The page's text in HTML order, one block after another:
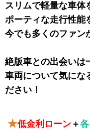
スリムで軽量な車体
ポーティな走行性能
今でも多くのファン
絶版車との出会いは
車両について気にな
ださい！
★低金利ローン ＋各